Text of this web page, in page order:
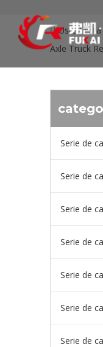
Usted
Axle Truck
Serie de
Serie de
Serie de
Serie de
Serie de